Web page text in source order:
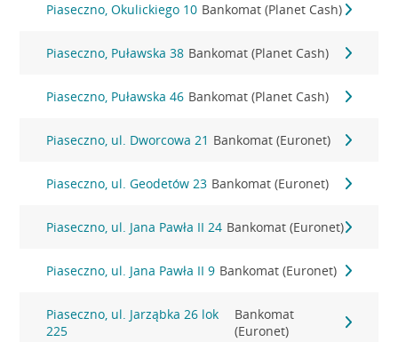
Piaseczno, Okulickiego 10 Bankomat (Planet Cash)
Piaseczno, Puławska 38 Bankomat (Planet Cash)
Piaseczno, Puławska 46 Bankomat (Planet Cash)
Piaseczno, ul. Dworcowa 21 Bankomat (Euronet)
Piaseczno, ul. Geodetów 23 Bankomat (Euronet)
Piaseczno, ul. Jana Pawła II 24 Bankomat (Euronet)
Piaseczno, ul. Jana Pawła II 9 Bankomat (Euronet)
Piaseczno, ul. Jarząbka 26 lok
225
Bankomat
(Euronet)